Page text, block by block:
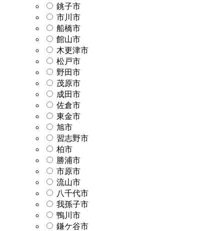
銚子市
市川市
船橋市
館山市
木更津市
松戸市
野田市
茂原市
成田市
佐倉市
東金市
旭市
習志野市
柏市
勝浦市
市原市
流山市
八千代市
我孫子市
鴨川市
鎌ケ谷市